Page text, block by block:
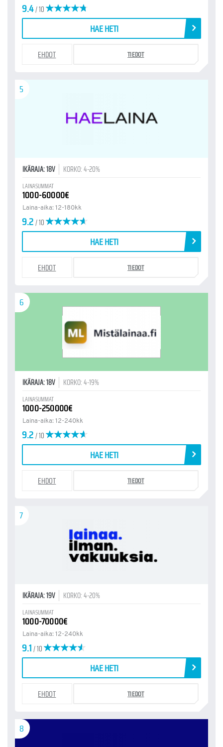
9.4/ 10
HAE HETI
EHDOT TIEDOT
5
IKÄRAJA: 18V KORKO: 4-20%
LAINASUMMAT
1000-60000€
Laina-aika: 12-180kk
9.2/ 10
HAE HETI
EHDOT TIEDOT
6
IKÄRAJA: 18V KORKO: 4-19%
LAINASUMMAT
1000-250000€
Laina-aika: 12-240kk
9.2/ 10
HAE HETI
EHDOT TIEDOT
7
IKÄRAJA: 19V KORKO: 4-20%
LAINASUMMAT
1000-70000€
Laina-aika: 12-240kk
9.1/ 10
HAE HETI
EHDOT TIEDOT
8